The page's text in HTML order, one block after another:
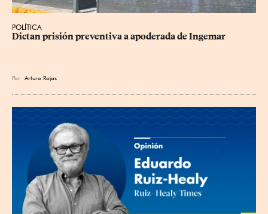
POLÍTICA
Dictan prisión preventiva a apoderada de Ingemar
Por Arturo Rojas